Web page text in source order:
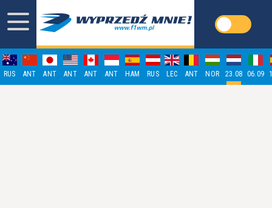
RUS ANT ANT ANT ANT ANT HAM RUS LEC ANT NOR 23.08 06.09